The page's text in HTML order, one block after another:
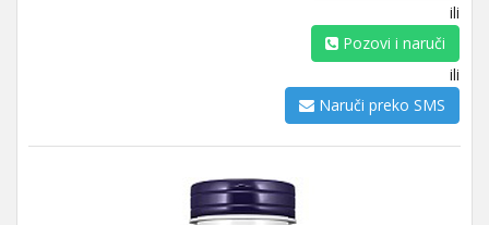
ili
Pozovi i naruči
ili
Naruči preko SMS